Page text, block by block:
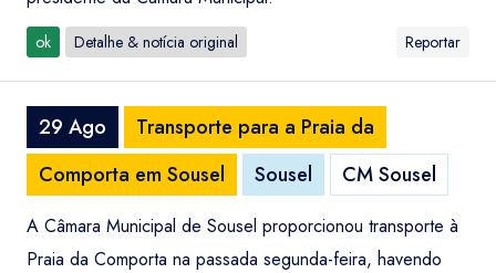
ok Detalhe & notícia original Reportar
29 Ago
Transporte para a Praia da
Comporta em Sousel
Sousel CM Sousel
A Câmara Municipal de Sousel proporcionou transporte à
Praia da Comporta na passada segunda-feira, havendo